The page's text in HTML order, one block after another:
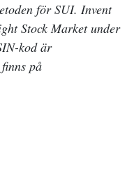
för SUI. Invent
Stock Market under
kod är
på